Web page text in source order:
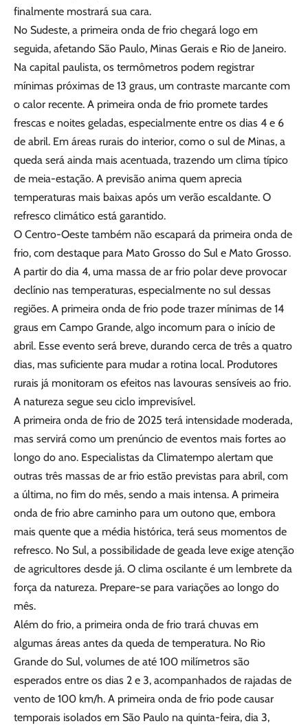
finalmente mostrará sua cara.
No Sudeste, a primeira onda de frio chegará logo em
seguida, afetando São Paulo, Minas Gerais e Rio de Janeiro.
Na capital paulista, os termômetros podem registrar
mínimas próximas de 13 graus, um contraste marcante com
o calor recente. A primeira onda de frio promete tardes
frescas e noites geladas, especialmente entre os dias 4 e 6
de abril. Em áreas rurais do interior, como o sul de Minas, a
queda será ainda mais acentuada, trazendo um clima típico
de meia-estação. A previsão anima quem aprecia
temperaturas mais baixas após um verão escaldante. O
refresco climático está garantido.
O Centro-Oeste também não escapará da primeira onda de
frio, com destaque para Mato Grosso do Sul e Mato Grosso.
A partir do dia 4, uma massa de ar frio polar deve provocar
declínio nas temperaturas, especialmente no sul dessas
regiões. A primeira onda de frio pode trazer mínimas de 14
graus em Campo Grande, algo incomum para o início de
abril. Esse evento será breve, durando cerca de três a quatro
dias, mas suficiente para mudar a rotina local. Produtores
rurais já monitoram os efeitos nas lavouras sensíveis ao frio.
A natureza segue seu ciclo imprevisível.
A primeira onda de frio de 2025 terá intensidade moderada,
mas servirá como um prenúncio de eventos mais fortes ao
longo do ano. Especialistas da Climatempo alertam que
outras três massas de ar frio estão previstas para abril, com
a última, no fim do mês, sendo a mais intensa. A primeira
onda de frio abre caminho para um outono que, embora
mais quente que a média histórica, terá seus momentos de
refresco. No Sul, a possibilidade de geada leve exige atenção
de agricultores desde já. O clima oscilante é um lembrete da
força da natureza. Prepare-se para variações ao longo do
mês.
Além do frio, a primeira onda de frio trará chuvas em
algumas áreas antes da queda de temperatura. No Rio
Grande do Sul, volumes de até 100 milímetros são
esperados entre os dias 2 e 3, acompanhados de rajadas de
vento de 100 km/h. A primeira onda de frio pode causar
temporais isolados em São Paulo na quinta-feira, dia 3,